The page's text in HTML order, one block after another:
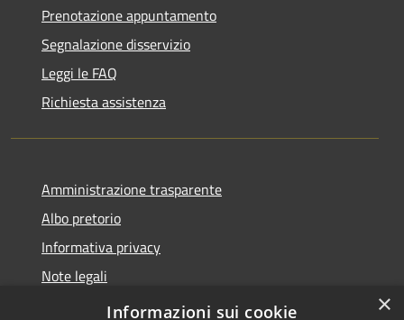
Prenotazione appuntamento
Segnalazione disservizio
Leggi le FAQ
Richiesta assistenza
Amministrazione trasparente
Albo pretorio
Informativa privacy
Note legali
Dichiarazione di accessibilità
×
Informazioni sui cookie